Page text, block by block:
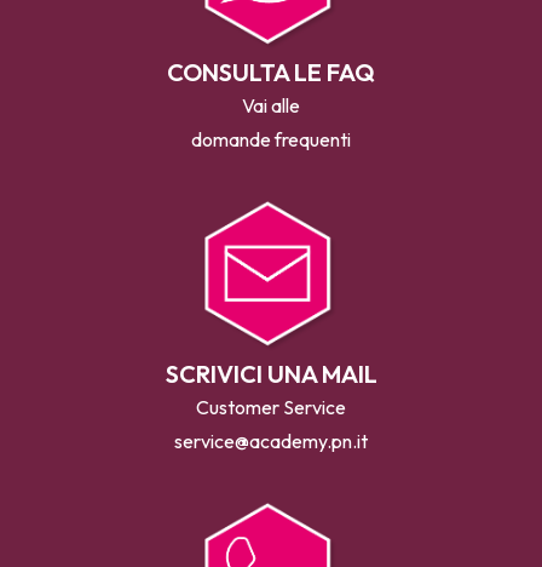
CONSULTA LE FAQ
Vai alle
domande frequenti
SCRIVICI UNA MAIL
Customer Service
service@academy.pn.it